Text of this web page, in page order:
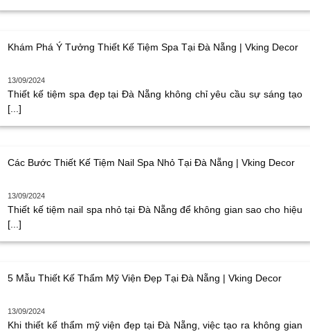
Khám Phá Ý Tưởng Thiết Kế Tiệm Spa Tại Đà Nẵng | Vking Decor
13/09/2024
Thiết kế tiệm spa đẹp tại Đà Nẵng không chỉ yêu cầu sự sáng tạo
[...]
Các Bước Thiết Kế Tiệm Nail Spa Nhỏ Tại Đà Nẵng | Vking Decor
13/09/2024
Thiết kế tiệm nail spa nhỏ tại Đà Nẵng để không gian sao cho hiệu
[...]
5 Mẫu Thiết Kế Thẩm Mỹ Viện Đẹp Tại Đà Nẵng | Vking Decor
13/09/2024
Khi thiết kế thẩm mỹ viện đẹp tại Đà Nẵng, việc tạo ra không gian